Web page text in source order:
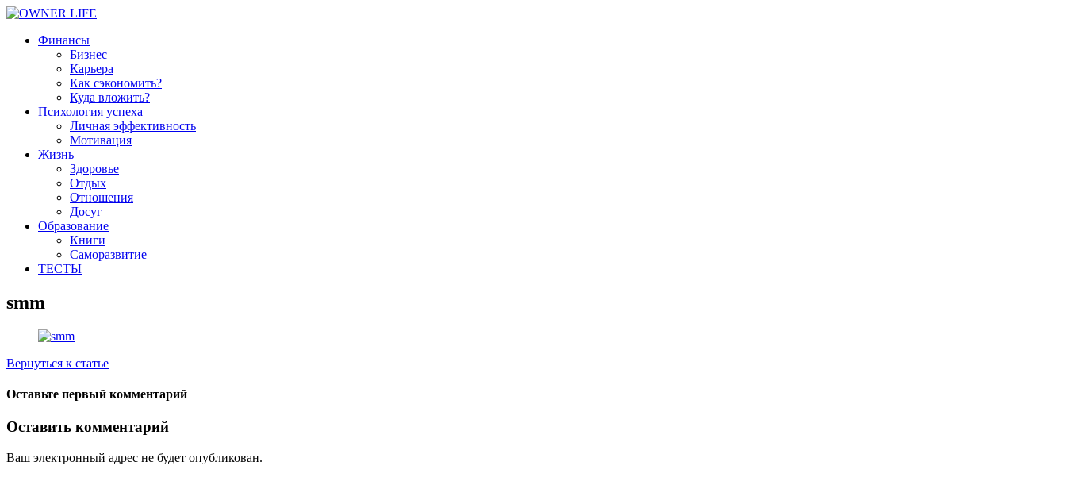
Финансы
Бизнес
Карьера
Как сэкономить?
Куда вложить?
Психология успеха
Личная эффективность
Мотивация
Жизнь
Здоровье
Отдых
Отношения
Досуг
Образование
Книги
Саморазвитие
ТЕСТЫ
smm
Вернуться к статье
Оставьте первый комментарий
Оставить комментарий
Ваш электронный адрес не будет опубликован.